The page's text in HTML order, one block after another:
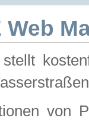
Web
von